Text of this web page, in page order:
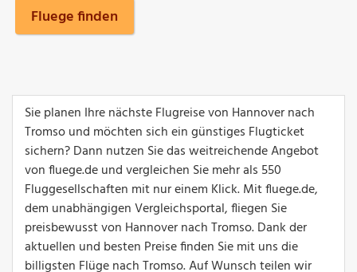
Fluege finden
Sie planen Ihre nächste Flugreise von Hannover nach
Tromso und möchten sich ein günstiges Flugticket
sichern? Dann nutzen Sie das weitreichende Angebot
von fluege.de und vergleichen Sie mehr als 550
Fluggesellschaften mit nur einem Klick. Mit fluege.de,
dem unabhängigen Vergleichsportal, fliegen Sie
preisbewusst von Hannover nach Tromso. Dank der
aktuellen und besten Preise finden Sie mit uns die
billigsten Flüge nach Tromso. Auf Wunsch teilen wir